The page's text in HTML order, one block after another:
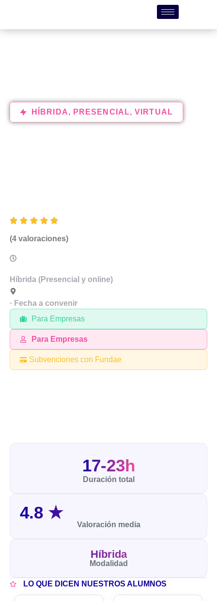
HÍBRIDA, PRESENCIAL,VIRTUAL
(4 valoraciones)
Híbrida (Presencial y online)
· Fecha a convenir
Para Empresas
Para Empresas
Subvenciones con Fundae
17-23h
Duración total
4.8 ★
Valoración media
Híbrida
Modalidad
LO QUE DICEN NUESTROS ALUMNOS